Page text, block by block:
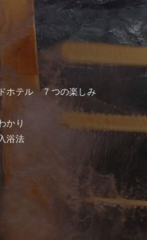
ホテル ７つの楽しみ
かり
浴法